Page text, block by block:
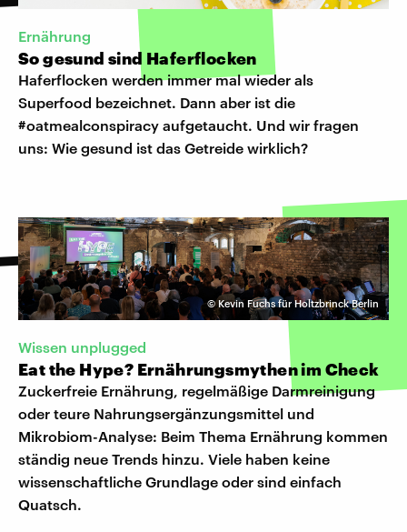
Ernährung
So gesund sind Haferflocken
Haferflocken werden immer mal wieder als
Superfood bezeichnet. Dann aber ist die
#oatmealconspiracy aufgetaucht. Und wir fragen
uns: Wie gesund ist das Getreide wirklich?
©Kevin Fuchs für Holtzbrinck Berlin
Wissen unplugged
Eat the Hype? Ernährungsmythen im Check
Zuckerfreie Ernährung, regelmäßige Darmreinigung
oder teure Nahrungsergänzungsmittel und
Mikrobiom-Analyse: Beim Thema Ernährung kommen
ständig neue Trends hinzu. Viele haben keine
wissenschaftliche Grundlage oder sind einfach
Quatsch.